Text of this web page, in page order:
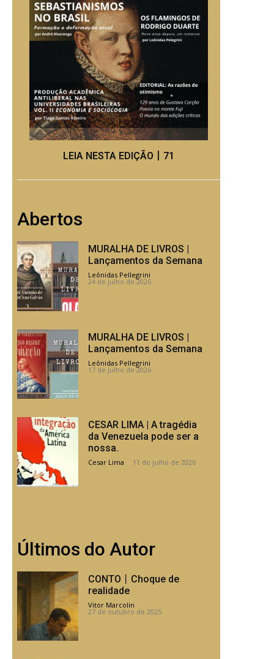
LEIA NESTA EDIÇÃO丨71
Abertos
MURALHA DE LIVROS |
Lançamentos da Semana
Leônidas Pellegrini -
24 de julho de 2026
MURALHA DE LIVROS |
Lançamentos da Semana
Leônidas Pellegrini -
17 de julho de 2026
CESAR LIMA | A tragédia
da Venezuela pode ser a
nossa.
Cesar Lima - 11 de julho de 2026
Últimos do Autor
CONTO丨Choque de
realidade
Vitor Marcolin -
27 de outubro de 2025